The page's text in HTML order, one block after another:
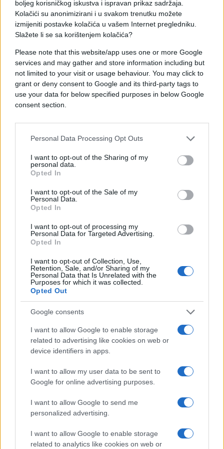
boljeg korisničkog iskustva i ispravan prikaz sadržaja.
Kolačići su anonimizirani i u svakom trenutku možete
izmijeniti postavke kolačića u vašem Internet pregledniku.
Slažete li se sa korištenjem kolačića?
Please note that this website/app uses one or more Google
services and may gather and store information including but
not limited to your visit or usage behaviour. You may click to
grant or deny consent to Google and its third-party tags to
use your data for below specified purposes in below Google
consent section.
Personal Data Processing Opt Outs
I want to opt-out of the Sharing of my
personal data.
Opted In
I want to opt-out of the Sale of my
Personal Data.
Opted In
I want to opt-out of processing my
Personal Data for Targeted Advertising.
Opted In
I want to opt-out of Collection, Use,
Retention, Sale, and/or Sharing of my
Personal Data that Is Unrelated with the
Purposes for which it was collected.
Opted Out
Google consents
I want to allow Google to enable storage
related to advertising like cookies on web or
device identifiers in apps.
I want to allow my user data to be sent to
Google for online advertising purposes.
I want to allow Google to send me
personalized advertising.
I want to allow Google to enable storage
related to analytics like cookies on web or
Prema još nepotvrđenim informacijama, žrtva
ubistva je sarajevska novinarka Elma Godinjak.
Kako nezvanično saznaje Istraga, Prusac je prijetio
Godinjak od koje se razveo prije nekoliko mjeseci,
nakon čega je dobio sudsku mjeru zabrane prilaska
bivšoj supruzi. Nažalost, to ga nije spriječilo u
namjeri da izvrši zločin.
#Uhapšen #sarajevo
POVEZANO
Poznat identitet novinarke koja
je izgubila život na Dobrinji
Aktuelno
SARAJEVO: Život izgubila
novinarka, otkriven identitet
napadača! Oteo je njihovo dijete